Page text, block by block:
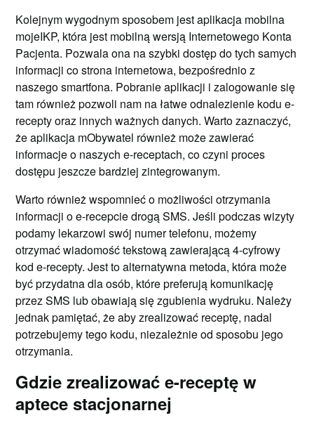
Kolejnym wygodnym sposobem jest aplikacja mobilna
mojeIKP, która jest mobilną wersją Internetowego Konta
Pacjenta. Pozwala ona na szybki dostęp do tych samych
informacji co strona internetowa, bezpośrednio z
naszego smartfona. Pobranie aplikacji i zalogowanie się
tam również pozwoli nam na łatwe odnalezienie kodu e-
recepty oraz innych ważnych danych. Warto zaznaczyć,
że aplikacja mObywatel również może zawierać
informacje o naszych e-receptach, co czyni proces
dostępu jeszcze bardziej zintegrowanym.
Warto również wspomnieć o możliwości otrzymania
informacji o e-recepcie drogą SMS. Jeśli podczas wizyty
podamy lekarzowi swój numer telefonu, możemy
otrzymać wiadomość tekstową zawierającą 4-cyfrowy
kod e-recepty. Jest to alternatywna metoda, która może
być przydatna dla osób, które preferują komunikację
przez SMS lub obawiają się zgubienia wydruku. Należy
jednak pamiętać, że aby zrealizować receptę, nadal
potrzebujemy tego kodu, niezależnie od sposobu jego
otrzymania.
Gdzie zrealizować e-receptę w
aptece stacjonarnej